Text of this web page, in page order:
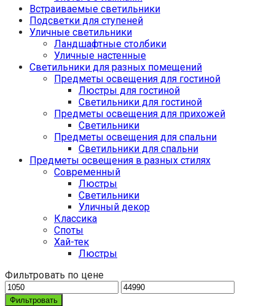
Встраиваемые светильники
Подсветки для ступеней
Уличные светильники
Ландшафтные столбики
Уличные настенные
Светильники для разных помещений
Предметы освещения для гостиной
Люстры для гостиной
Светильники для гостиной
Предметы освещения для прихожей
Светильники
Предметы освещения для спальни
Светильники для спальни
Предметы освещения в разных стилях
Cовременный
Люстры
Светильники
Уличный декор
Классика
Споты
Хай-тек
Люстры
Фильтровать по цене
Фильтровать